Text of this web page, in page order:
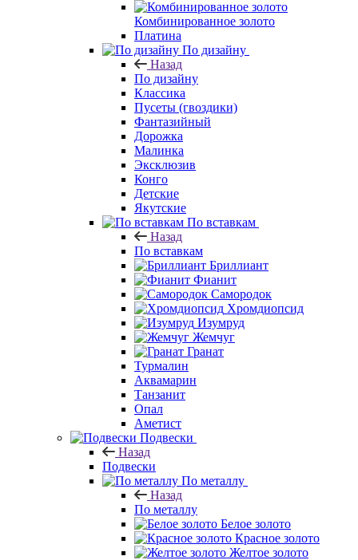
Комбинированное золото
Платина
По дизайну
Назад
По дизайну
Классика
Пусеты (гвоздики)
Фантазийный
Дорожка
Малинка
Эксклюзив
Конго
Детские
Якутские
По вставкам
Назад
По вставкам
Бриллиант
Фианит
Самородок
Хромдиопсид
Изумруд
Жемчуг
Гранат
Турмалин
Аквамарин
Танзанит
Опал
Аметист
Подвески
Назад
Подвески
По металлу
Назад
По металлу
Белое золото
Красное золото
Желтое золото